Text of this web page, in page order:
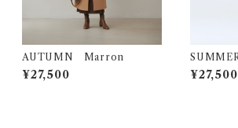
AUTUMN Marron
¥27,500 ¥27,500